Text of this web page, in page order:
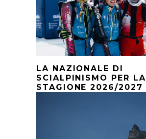
LA NAZIONALE DI
SCIALPINISMO PER LA
STAGIONE 2026/2027